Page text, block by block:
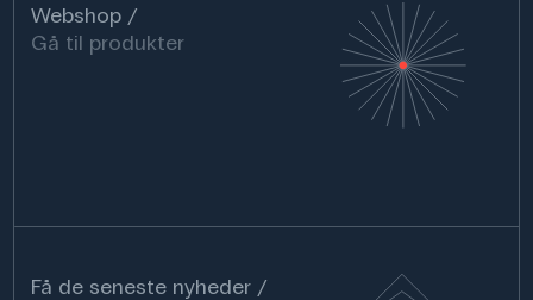
Webshop
Gå til produkter
Få de seneste nyheder